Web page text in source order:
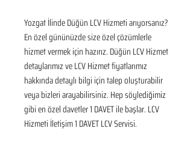
Yozgat İlinde Düğün LCV Hizmeti arıyorsanız?
En özel gününüzde size özel çözümlerle
hizmet vermek için hazırız. Düğün LCV Hizmet
detaylarımız ve LCV Hizmet fiyatlarımız
hakkında detaylı bilgi için talep oluşturabilir
veya bizleri arayabilirsiniz. Hep söylediğimiz
gibi en özel davetler 1 DAVET ile başlar. LCV
Hizmeti İletişim 1 DAVET LCV Servisi.